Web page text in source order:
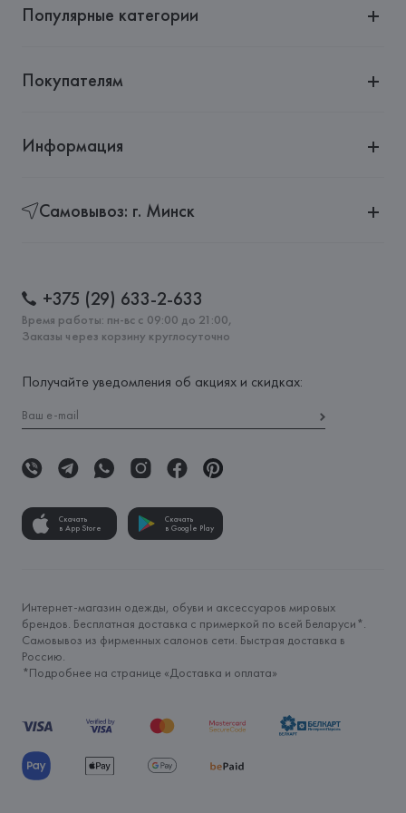
Популярные категории
Покупателям
Информация
Самовывоз: г. Минск
+375 (29) 633-2-633
Время работы: пн-вс с 09:00 до 21:00,
Заказы через корзину круглосуточно
Получайте уведомления об акциях и скидках:
Скачать
в App Store
Скачать
в Google Play
Интернет-магазин одежды, обуви и аксессуаров мировых
брендов. Бесплатная доставка с примеркой по всей Беларуси*.
Самовывоз из фирменных салонов сети. Быстрая доставка в
Россию.
*Подробнее на странице «Доставка и оплата»